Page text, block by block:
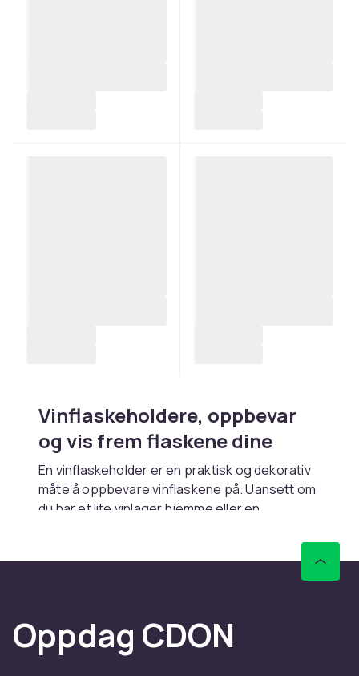
Vinflaskeholdere, oppbevar
og vis frem flaskene dine
En vinflaskeholder er en praktisk og dekorativ
måte å oppbevare vinflaskene på. Uansett om
du har et lite vinlager hjemme eller en
flaskeholder det enklere å holde orden og vise
samlingen frem på en pen måte.
modulhyller og kompakte bordsholdere til et
fåtall flasker. Materialer varierer: metall, tre og
Oppdag CDON